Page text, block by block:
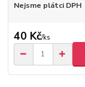
Nejsme plátci DPH
40 Kč/ks